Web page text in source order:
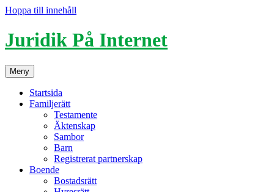
Hoppa till innehåll
Juridik På Internet
Meny
Startsida
Familjerätt
Testamente
Äktenskap
Sambor
Barn
Registrerat partnerskap
Boende
Bostadsrätt